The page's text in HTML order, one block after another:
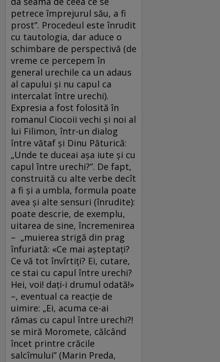
petrece împrejurul său, a fi
prost”. Procedeul este înrudit
cu tautologia, dar aduce o
schimbare de perspectivă (de
vreme ce percepem în
general urechile ca un adaus
al capului și nu capul ca
intercalat între urechi).
Expresia a fost folosită în
romanul Ciocoii vechi și noi al
lui Filimon, într-un dialog
între vătaf și Dinu Păturică:
„Unde te duceai așa iute și cu
capul între urechi?”. De fapt,
construită cu alte verbe decît
a fi și a umbla, formula poate
avea și alte sensuri (înrudite):
poate descrie, de exemplu,
uitarea de sine, încremenirea
– „muierea strigă din prag
înfuriată: «Ce mai așteptați?
Ce vă tot învîrtiți? Ei, cutare,
ce stai cu capul între urechi?
Hei, voi! dați-i drumul odată!»
–, eventual ca reacție de
uimire: „Ei, acuma ce-ai
rămas cu capul între urechi?!
se miră Moromete, călcând
încet printre crăcile
salcîmului” (Marin Preda,